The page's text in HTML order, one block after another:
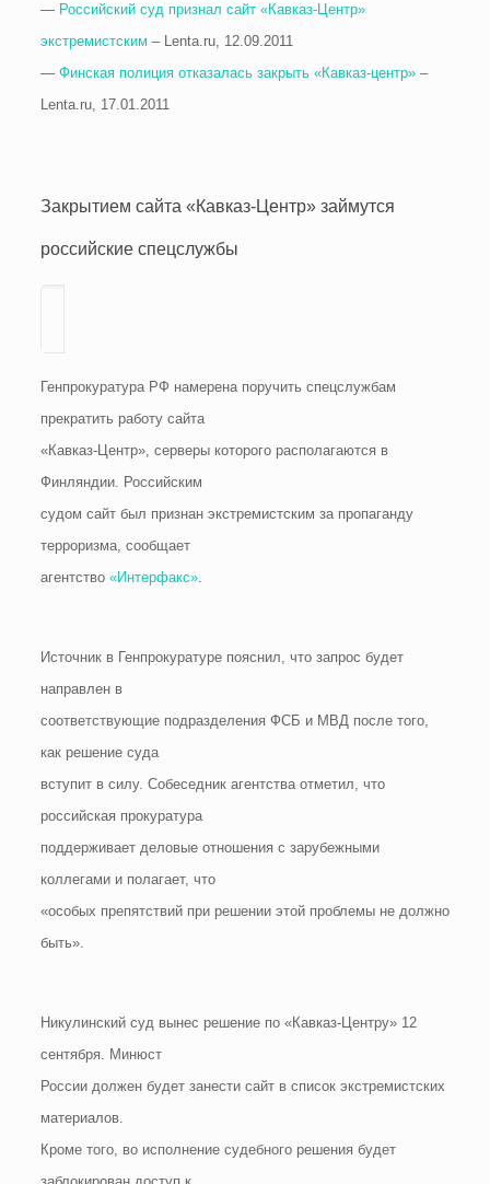
— Российский суд признал сайт «Кавказ-Центр»
экстремистским – Lenta.ru, 12.09.2011
— Финская полиция отказалась закрыть «Кавказ-центр»–
Lenta.ru, 17.01.2011
Закрытием сайта «Кавказ-Центр» займутся
российские спецслужбы
Генпрокуратура РФ намерена поручить спецслужбам
прекратить работу сайта
«Кавказ-Центр», серверы которого располагаются в
Финляндии. Российским
судом сайт был признан экстремистским за пропаганду
терроризма, сообщает
агентство «Интерфакс».
Источник в Генпрокуратуре пояснил, что запрос будет
направлен в
соответствующие подразделения ФСБ и МВД после того,
как решение суда
вступит в силу. Собеседник агентства отметил, что
российская прокуратура
поддерживает деловые отношения с зарубежными
коллегами и полагает, что
«особых препятствий при решении этой проблемы не должно
быть».
Никулинский суд вынес решение по «Кавказ-Центру» 12
сентября. Минюст
России должен будет занести сайт в список экстремистских
материалов.
Кроме того, во исполнение судебного решения будет